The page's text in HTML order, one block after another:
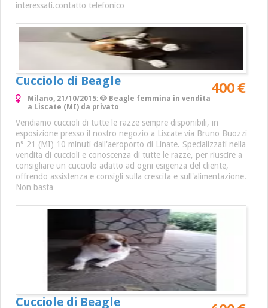
interessati.contatto telefonico
Cucciolo di Beagle 400 €
Milano, 21/10/2015: 🐶 Beagle femmina in vendita
a Liscate (MI) da privato
Vendiamo cuccioli di tutte le razze sempre disponibili, in
esposizione presso il nostro negozio a Liscate via Bruno Buozzi
n° 21 (MI) 10 minuti dall'aeroporto di Linate. Specializzati nella
vendita di cuccioli e conoscenza di tutte le razze, per riuscire a
consigliare un cucciolo adatto ad ogni esigenza del cliente,
offrendo assistenza e consigli sulla crescita e sull'alimentazione.
Non basta
Cucciole di Beagle